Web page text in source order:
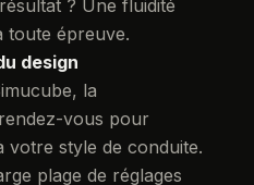
? Une fluidité
toute épreuve.
design
la
vous pour
votre style de conduite.
plage de réglages